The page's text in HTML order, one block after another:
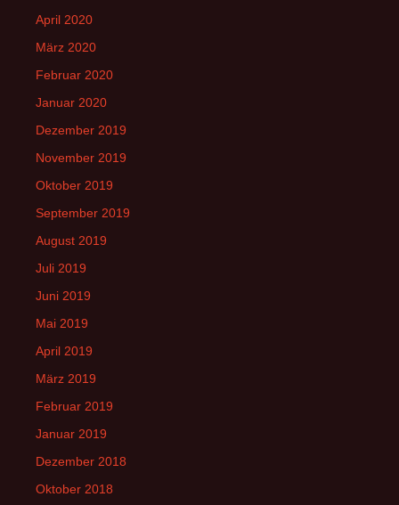
April 2020
März 2020
Februar 2020
Januar 2020
Dezember 2019
November 2019
Oktober 2019
September 2019
August 2019
Juli 2019
Juni 2019
Mai 2019
April 2019
März 2019
Februar 2019
Januar 2019
Dezember 2018
Oktober 2018